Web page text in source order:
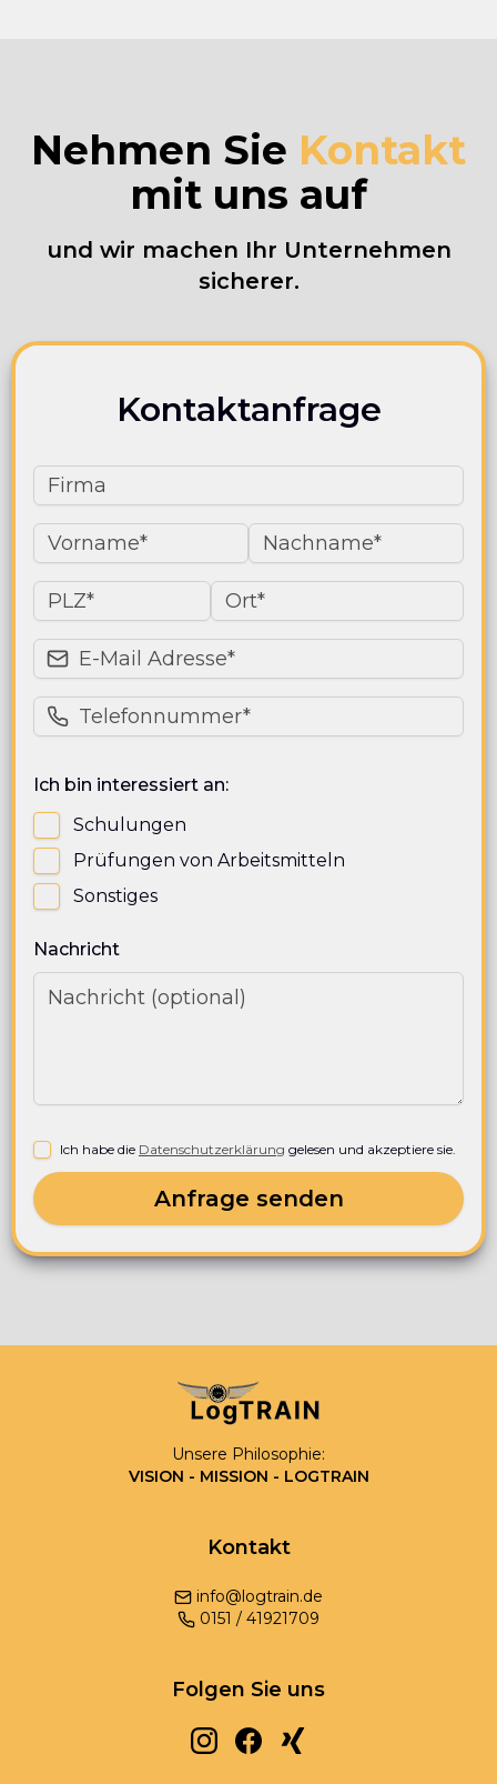
Nehmen Sie Kontakt
mit uns auf
und wir machen Ihr Unternehmen
sicherer.
Kontaktanfrage
Ich bin interessiert an:
Schulungen
Prüfungen von Arbeitsmitteln
Sonstiges
Nachricht
Ich habe die Datenschutzerklärung gelesen und akzeptiere sie.
Anfrage senden
Unsere Philosophie:
VISION - MISSION - LOGTRAIN
Kontakt
info@logtrain.de
0151 / 41921709
Folgen Sie uns